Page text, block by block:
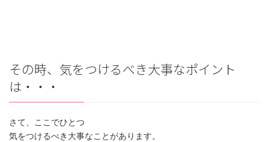
その時、気をつけるべき大事なポイント
は・・・
さて、ここでひとつ
気をつけるべき大事なことがあります。